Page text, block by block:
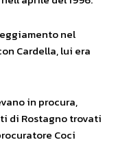
nel
Cardella, lui era
in procura,
di Rostagno trovati
Coci